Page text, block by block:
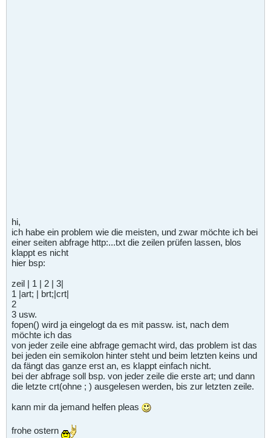
hi,
ich habe ein problem wie die meisten, und zwar möchte ich bei
einer seiten abfrage http:...txt die zeilen prüfen lassen, blos
klappt es nicht
hier bsp:
zeil | 1 | 2 | 3|
1 |art; | brt;|crt|
2
3 usw.
fopen() wird ja eingelogt da es mit passw. ist, nach dem
möchte ich das
von jeder zeile eine abfrage gemacht wird, das problem ist das
bei jeden ein semikolon hinter steht und beim letzten keins und
da fängt das ganze erst an, es klappt einfach nicht.
bei der abfrage soll bsp. von jeder zeile die erste art; und dann
die letzte crt(ohne ; ) ausgelesen werden, bis zur letzten zeile.
kann mir da jemand helfen pleas
frohe ostern